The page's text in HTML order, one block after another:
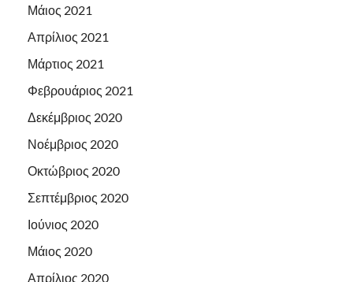
Μάιος 2021
Απρίλιος 2021
Μάρτιος 2021
Φεβρουάριος 2021
Δεκέμβριος 2020
Νοέμβριος 2020
Οκτώβριος 2020
Σεπτέμβριος 2020
Ιούνιος 2020
Μάιος 2020
Απρίλιος 2020